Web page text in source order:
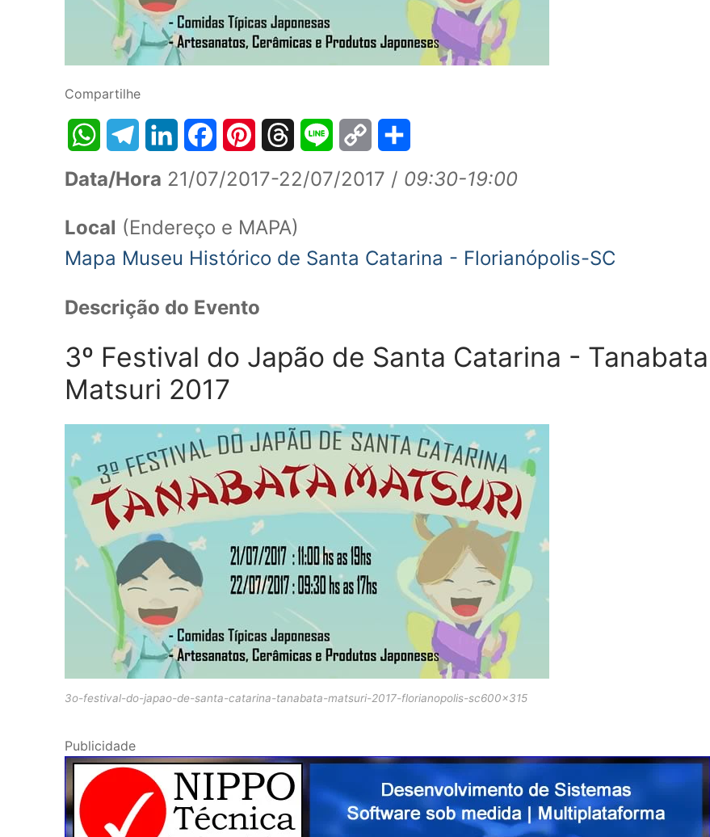
Compartilhe
WhatsAppTelegramLinkedInFacebookPinterestThreadsLine
Copy
Share
Data/Hora 21/07/2017-22/07/2017 / 09:30-19:00
Local (Endereço e MAPA)
Mapa Museu Histórico de Santa Catarina - Florianópolis-SC
Descrição do Evento
3º Festival do Japão de Santa Catarina - Tanabata
Matsuri 2017
3o-festival-do-japao-de-santa-catarina-tanabata-matsuri-2017-florianopolis-sc600x315
Publicidade